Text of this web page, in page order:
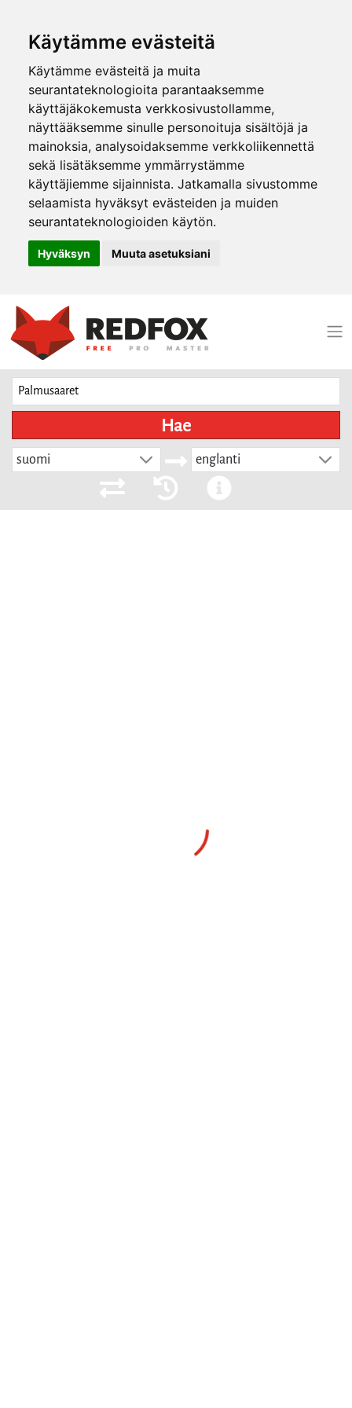
Käytämme evästeitä
Käytämme evästeitä ja muita
seurantateknologioita parantaaksemme
käyttäjäkokemusta verkkosivustollamme,
näyttääksemme sinulle personoituja sisältöjä ja
mainoksia, analysoidaksemme verkkoliikennettä
sekä lisätäksemme ymmärrystämme
käyttäjiemme sijainnista. Jatkamalla sivustomme
selaamista hyväksyt evästeiden ja muiden
seurantateknologioiden käytön.
Hyväksyn Muuta asetuksiani
Hae
suomi englanti